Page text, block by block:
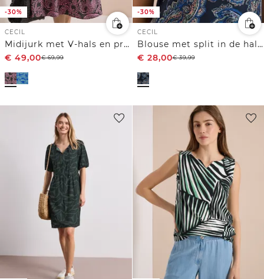
-30%
CECIL
Midijurk met V-hals en print
€ 49,00€69,99
-30%
CECIL
Blouse met split in de hals en een mix van texturen
€ 28,00€39,99